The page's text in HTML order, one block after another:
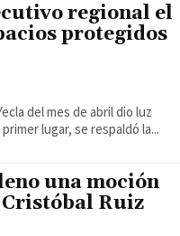
regional el
protegidos
del mes de abril dio luz
lugar, se respaldó la...
una moción
Ruiz